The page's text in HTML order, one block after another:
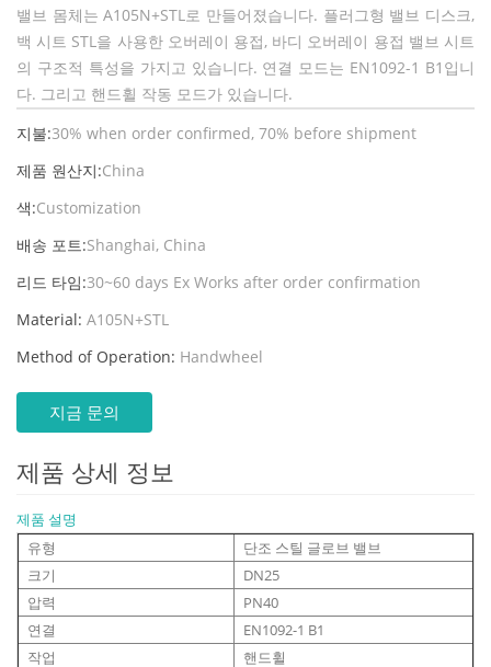
밸브 몸체는 A105N+STL로 만들어졌습니다. 플러그형 밸브 디스크,
백 시트 STL을 사용한 오버레이 용접, 바디 오버레이 용접 밸브 시트
의 구조적 특성을 가지고 있습니다. 연결 모드는 EN1092-1 B1입니
다. 그리고 핸드휠 작동 모드가 있습니다.
지불:30% when order confirmed, 70% before shipment
제품 원산지:China
색:Customization
배송 포트:Shanghai, China
리드 타임:30~60 days Ex Works after order confirmation
Material: A105N+STL
Method of Operation: Handwheel
지금 문의
제품 상세 정보
제품 설명
유형
단조 스틸 글로브 밸브
크기
DN25
압력
PN40
연결
EN1092-1 B1
작업
핸드휠